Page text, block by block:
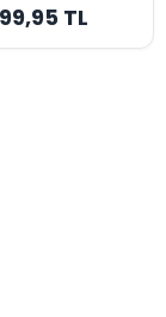
Bataryası -
Kapasite
TL